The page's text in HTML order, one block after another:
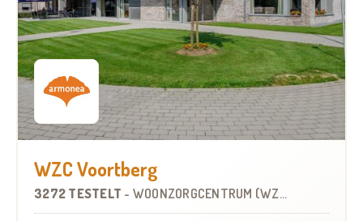
WZC Voortberg
3272 TESTELT - WOONZORGCENTRUM (WZC)